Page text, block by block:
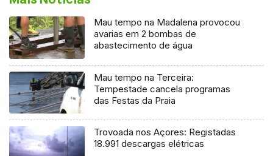
Mau tempo na Madalena provocou
avarias em 2 bombas de
abastecimento de água
Mau tempo na Terceira:
Tempestade cancela programas
das Festas da Praia
Trovoada nos Açores: Registadas
18.991 descargas elétricas